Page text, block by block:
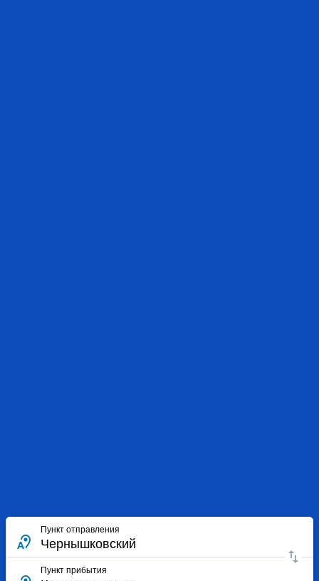
Пункт отправления
Пункт прибытия